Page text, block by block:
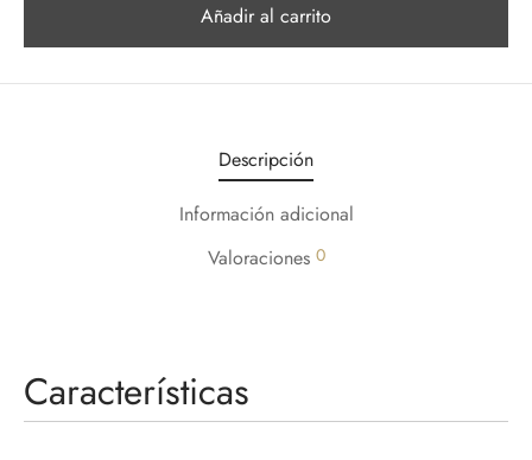
Añadir al carrito
Descripción
Información adicional
Valoraciones 0
Características